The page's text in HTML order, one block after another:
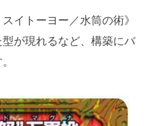
スイトーヨー／水筒の術》
が現れるなど、構築にバ